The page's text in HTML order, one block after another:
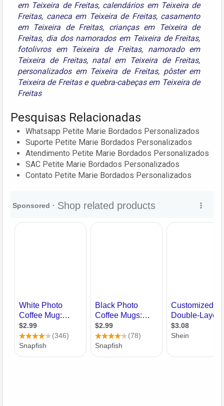
em Teixeira de Freitas, calendários em Teixeira de
Freitas, caneca em Teixeira de Freitas, casamento
em Teixeira de Freitas, crianças em Teixeira de
Freitas, dia dos namorados em Teixeira de Freitas,
fotolivros em Teixeira de Freitas, namorado em
Teixeira de Freitas, natal em Teixeira de Freitas,
personalizados em Teixeira de Freitas, pôster em
Teixeira de Freitase quebra-cabeças em Teixeira de
Freitas
Pesquisas Relacionadas
Whatsapp Petite Marie Bordados Personalizados
Suporte Petite Marie Bordados Personalizados
Atendimento Petite Marie Bordados Personalizados
SAC Petite Marie Bordados Personalizados
Contato Petite Marie Bordados Personalizados